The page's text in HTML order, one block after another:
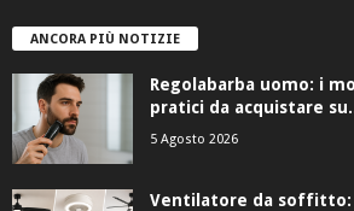
ANCORA PIÙ NOTIZIE
Regolabarba uomo: i
pratici da acquistare
5 Agosto 2026
Ventilatore da soffitto: